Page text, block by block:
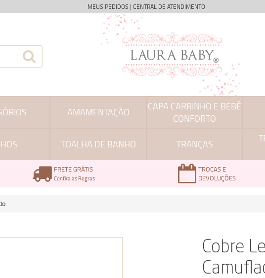
MEUS PEDIDOS | CENTRAL DE ATENDIMENTO
AMAMENTAÇÃO
CAPA CARRINHO E BEBÊ
CONFORTO
TOALHA DE BANHO TRANÇAS
FRETE GRÁTIS
Confira as Regras
TROCAS E
DEVOLUÇÕES
Cobre